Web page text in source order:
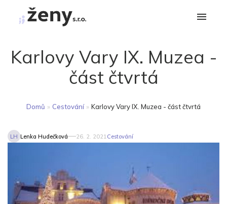
Karlovy Vary IX. Muzea -
část čtvrtá
Domů » Cestování » Karlovy Vary IX. Muzea - část čtvrtá
LH Lenka Hudečková 26. 2. 2021 Cestování